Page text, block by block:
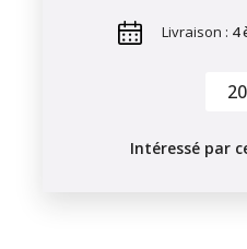
Livraison : 4
Intéressé par